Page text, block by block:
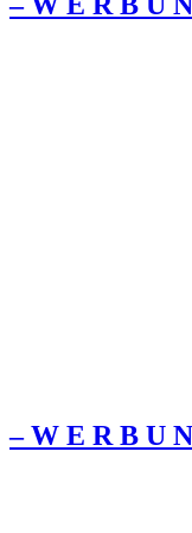
– W Ε R Β U